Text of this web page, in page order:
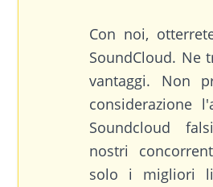
Con noi,
SoundCloud. Ne
vantaggi. Non
considerazione
Soundcloud
nostri
solo i migliori